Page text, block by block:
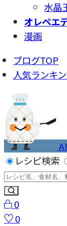
水晶
オレペエ
漫画
ブログTOP
人気ランキ
レシピ検索
0
0